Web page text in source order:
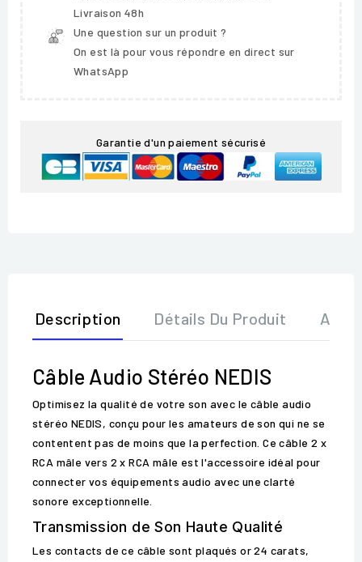
Livraison 48h
Une question sur un produit ?
On est là pour vous répondre en direct sur
WhatsApp
Garantie d'un paiement sécurisé
Description Détails Du Produit Avis
Câble Audio Stéréo NEDIS
Optimisez la qualité de votre son avec le câble audio
stéréo NEDIS, conçu pour les amateurs de son qui ne se
contentent pas de moins que la perfection. Ce câble 2 x
RCA mâle vers 2 x RCA mâle est l'accessoire idéal pour
connecter vos équipements audio avec une clarté
sonore exceptionnelle.
Transmission de Son Haute Qualité
Les contacts de ce câble sont plaqués or 24 carats,